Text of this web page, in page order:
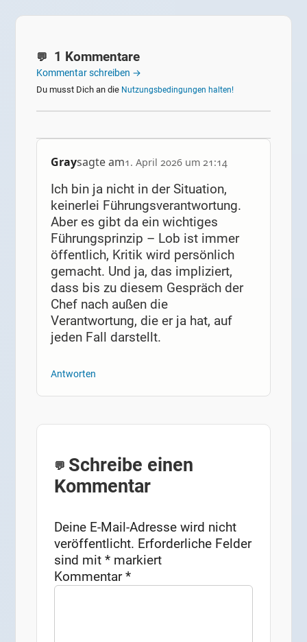
1 Kommentare
Kommentar schreiben →
Du musst Dich an die Nutzungsbedingungen halten!
Graysagte am1. April 2026 um 21:14
Ich bin ja nicht in der Situation,
keinerlei Führungsverantwortung.
Aber es gibt da ein wichtiges
Führungsprinzip – Lob ist immer
öffentlich, Kritik wird persönlich
gemacht. Und ja, das impliziert,
dass bis zu diesem Gespräch der
Chef nach außen die
Verantwortung, die er ja hat, auf
jeden Fall darstellt.
Antworten
Schreibe einen
Kommentar
Deine E-Mail-Adresse wird nicht
veröffentlicht. Erforderliche Felder
sind mit* markiert
Kommentar*